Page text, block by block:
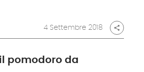
4 Settembre 2018 share
pomodoro da